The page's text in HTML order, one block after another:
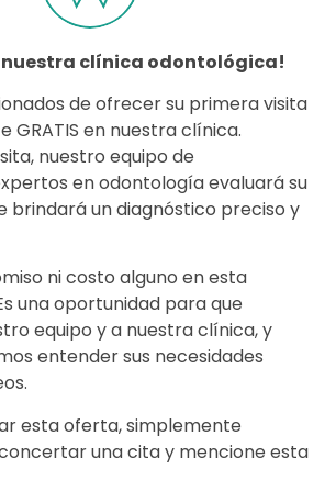
nuestra clínica odontológica!
de ofrecer su primera visita
en nuestra clínica.
nuestro equipo de
en odontología evaluará su
brindará un diagnóstico preciso y
ni costo alguno en esta
una oportunidad para que
equipo y a nuestra clínica, y
entender sus necesidades
esta oferta, simplemente
una cita y mencione esta